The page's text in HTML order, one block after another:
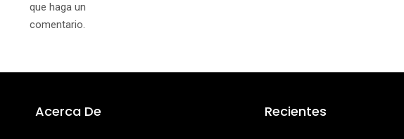
que haga un
comentario.
Acerca De Recientes